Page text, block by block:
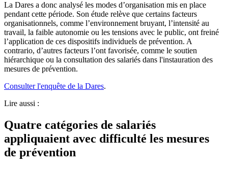
La Dares a donc analysé les modes d’organisation mis en place
pendant cette période. Son étude relève que certains facteurs
organisationnels, comme l’environnement bruyant, l’intensité au
travail, la faible autonomie ou les tensions avec le public, ont freiné
l’application de ces dispositifs individuels de prévention. A
contrario, d’autres facteurs l’ont favorisée, comme le soutien
hiérarchique ou la consultation des salariés dans l'instauration des
mesures de prévention.
Consulter l'enquête de la Dares.
Lire aussi :
Quatre catégories de salariés
appliquaient avec difficulté les mesures
de prévention